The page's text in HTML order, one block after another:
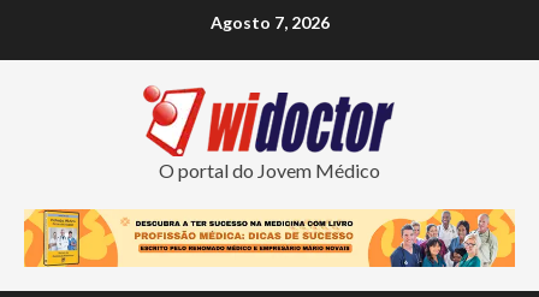
Agosto 7, 2026
O portal do Jovem Médico